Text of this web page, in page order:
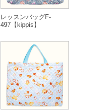
レッスンバッグF-
497【kippis】